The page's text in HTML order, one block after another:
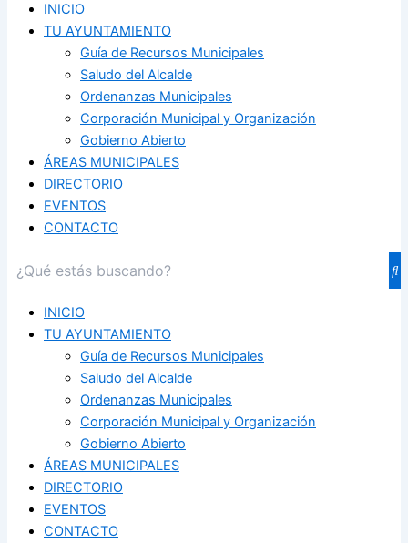
INICIO
TU AYUNTAMIENTO
Guía de Recursos Municipales
Saludo del Alcalde
Ordenanzas Municipales
Corporación Municipal y Organización
Gobierno Abierto
ÁREAS MUNICIPALES
DIRECTORIO
EVENTOS
CONTACTO
INICIO
TU AYUNTAMIENTO
Guía de Recursos Municipales
Saludo del Alcalde
Ordenanzas Municipales
Corporación Municipal y Organización
Gobierno Abierto
ÁREAS MUNICIPALES
DIRECTORIO
EVENTOS
CONTACTO